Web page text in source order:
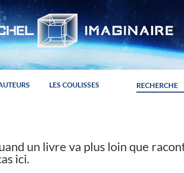
LES COULISSES
un livre va plus loin que
ici.